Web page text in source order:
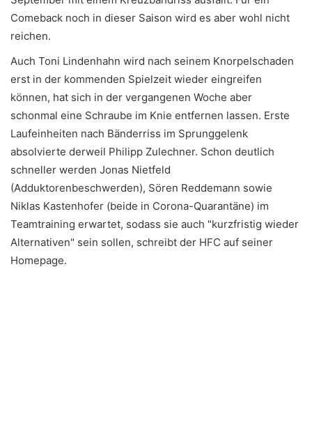
Comeback noch in dieser Saison wird es aber wohl nicht
reichen.
Auch Toni Lindenhahn wird nach seinem Knorpelschaden
erst in der kommenden Spielzeit wieder eingreifen
können, hat sich in der vergangenen Woche aber
schonmal eine Schraube im Knie entfernen lassen. Erste
Laufeinheiten nach Bänderriss im Sprunggelenk
absolvierte derweil Philipp Zulechner. Schon deutlich
schneller werden Jonas Nietfeld
(Adduktorenbeschwerden), Sören Reddemann sowie
Niklas Kastenhofer (beide in Corona-Quarantäne) im
Teamtraining erwartet, sodass sie auch "kurzfristig wieder
Alternativen" sein sollen, schreibt der HFC auf seiner
Homepage.